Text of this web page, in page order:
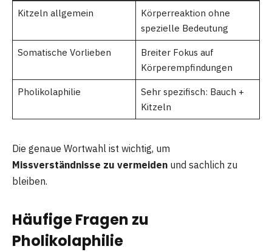
Kitzeln allgemein
Körperreaktion ohne
spezielle Bedeutung
Somatische Vorlieben
Breiter Fokus auf
Körperempfindungen
Pholikolaphilie
Sehr spezifisch: Bauch +
Kitzeln
Die genaue Wortwahl ist wichtig, um
Missverständnisse zu vermeiden und sachlich zu
bleiben.
Häufige Fragen zu
Pholikolaphilie